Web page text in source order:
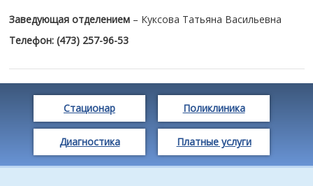
Заведующая отделением– Куксова Татьяна Васильевна
Телефон: (473) 257-96-53
Стационар Поликлиника
Диагностика Платные услуги